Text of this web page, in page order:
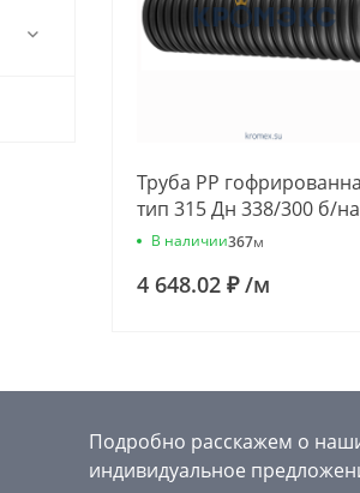
Труба РР
тип 315 Дн 338/300 б/
L=1,0м подъемная
В наличии367м
4 648.02 ₽/м
Подробно расскажем о
индивидуальное